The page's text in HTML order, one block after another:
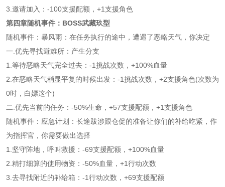
3.邀请加入：-100支援配额，+1支援角色
第四章随机事件：BOSS武藏玖型
随机事件：暴风雨：在任务执行的途中，遭遇了恶略天气，你决定
一.优先寻找避难所：产生分支
1.等待恶略天气完全过去：-1挑战次数，+100%血量
2.在恶略天气稍显平复的时候出发：-1挑战次数，+2支援角色(次数为
0时，白嫖这个)
二.优先当前的任务：-50%生命，+57支援配额，+1支援角色
随机事件：应急计划：长途跋涉跟仓促的准备让你们的补给吃紧，作
为指挥官，你需要做出选择
1.坚守阵地，呼叫救援：-69支援配额，+100%血量
2.精打细算的使用物资：-50%血量，+1行动次数
3.去寻找附近的补给箱：-1行动次数，+69支援配额